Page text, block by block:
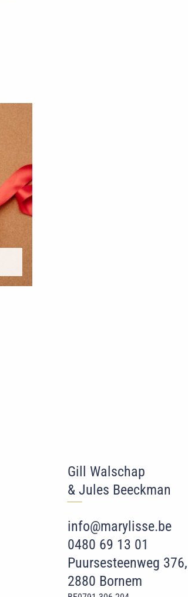
Gill Walschap
& Jules Beeckman
‾‾‾
info@marylisse.be
0480 69 13 01
Puursesteenweg
2880 Bornem